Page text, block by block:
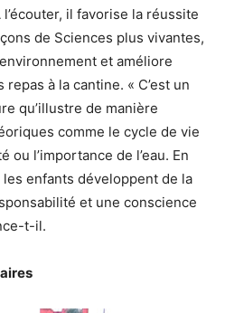
il favorise la réussite
de Sciences plus vivantes,
et améliore
à la cantine. « C’est un
qu’illustre de manière
comme le cycle de vie
l’importance de l’eau. En
enfants développent de la
et une conscience
t-il.